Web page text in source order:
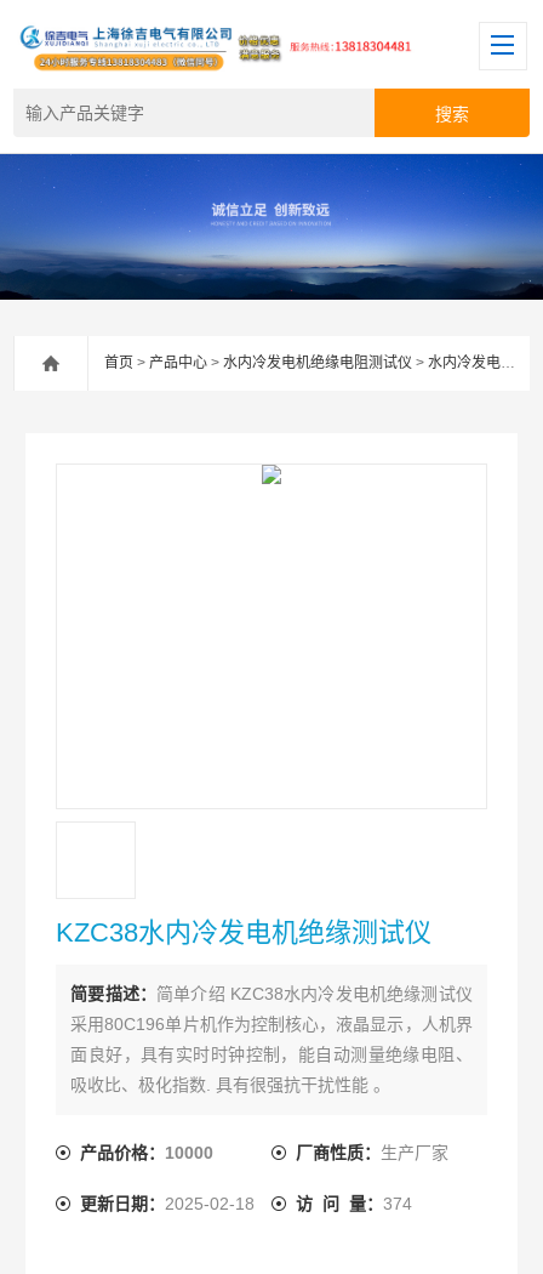
首页 >产品中心 >水内冷发电机绝缘电阻测试仪 >水内冷发电机绝缘电阻测试仪
KZC38水内冷发电机绝缘测试仪
简要描述： 简单介绍 KZC38水内冷发电机绝缘测试仪
采用80C196单片机作为控制核心，液晶显示，人机界
面良好，具有实时时钟控制，能自动测量绝缘电阻、
吸收比、极化指数. 具有很强抗干扰性能 。
产品价格： 10000 厂商性质： 生产厂家
更新日期： 2025-02-18 访 问 量： 374